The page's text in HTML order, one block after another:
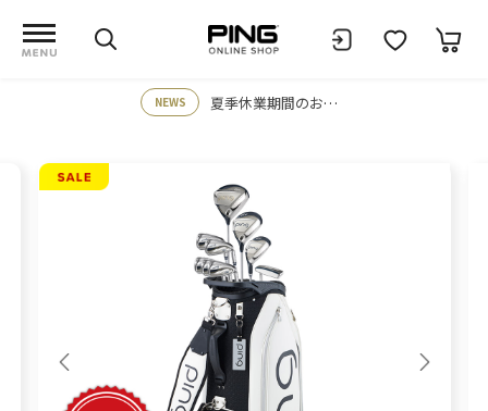
NEWS 夏季休業期間のお知らせ